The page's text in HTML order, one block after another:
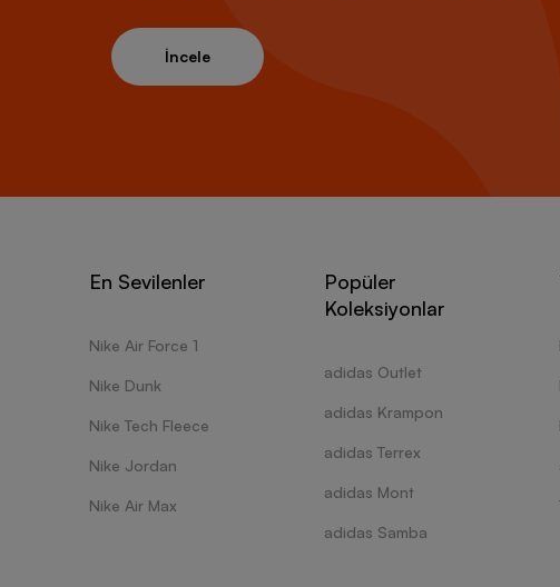
İncele
En Sevilenler
Nike Air Force 1
Nike Dunk
Nike Tech Fleece
Nike Jordan
Nike Air Max
Popüler
Koleksiyonlar
adidas Outlet
adidas Krampon
adidas Terrex
adidas Mont
adidas Samba